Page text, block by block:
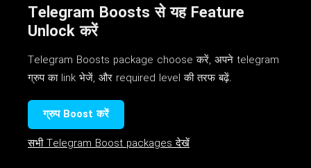
Telegram Boosts से यह Feature
Unlock करें
Telegram Boosts package choose करें, अपने telegram
ग्रुप का link भेजें, और required level की तरफ बढ़ें.
ग्रुप Boost करें
सभी Telegram Boost packages देखें